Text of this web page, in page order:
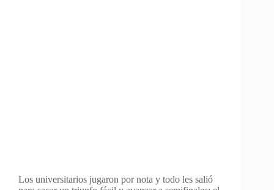
Los universitarios jugaron por nota y todo les salió